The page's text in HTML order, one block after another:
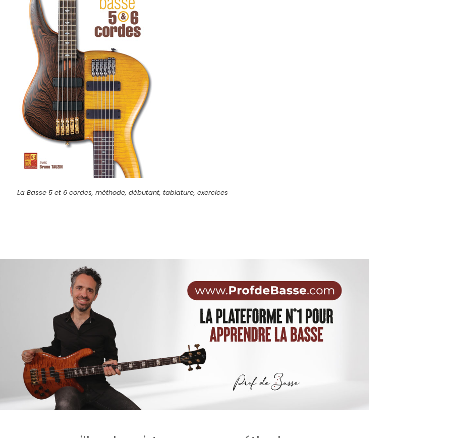
La Basse 5 et 6 cordes, méthode, débutant, tablature, exercices